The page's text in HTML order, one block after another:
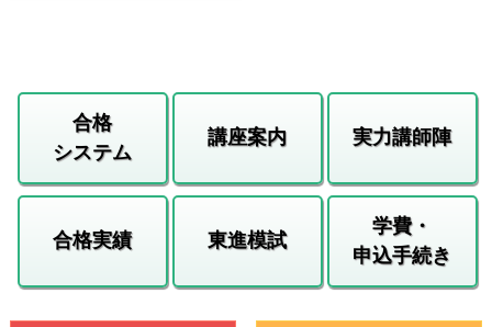
合格
システム
講座案内 実力講師陣
合格実績 東進模試
学費・
申込手続き